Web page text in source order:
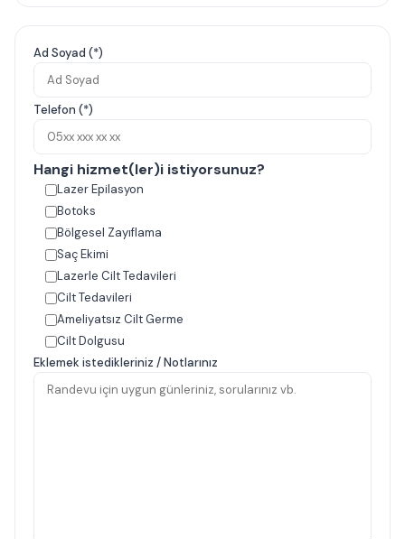
Ad Soyad (*)
Telefon (*)
Hangi hizmet(ler)i istiyorsunuz?
Lazer Epilasyon
Botoks
Bölgesel Zayıflama
Saç Ekimi
Lazerle Cilt Tedavileri
Cilt Tedavileri
Ameliyatsız Cilt Germe
Cilt Dolgusu
Eklemek istedikleriniz / Notlarınız